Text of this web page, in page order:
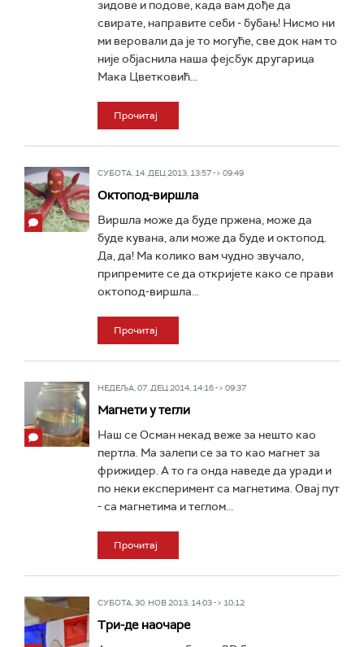
зидове и подове, када вам дође да
свирате, направите себи - бубањ! Нисмо ни
ми веровали да је то могуће, све док нам то
није објаснила наша фејсбук другарица
Мака Цветковић...
Прочитај
СУБОТА, 14. ДЕЦ 2013, 13:57 -> 09:49
Октопод-виршла
Виршла може да буде пржена, може да
буде кувана, али може да буде и октопод.
Да, да! Ма колико вам чудно звучало,
припремите се да откријете како се прави
октопод-виршла...
Прочитај
НЕДЕЉА, 07. ДЕЦ 2014, 14:16 -> 09:37
Магнети у тегли
Наш се Осман некад веже за нешто као
пертла. Ма залепи се за то као магнет за
фрижидер. А то га онда наведе да уради и
по неки експеримент са магнетима. Овај пут
- са магнетима и теглом...
Прочитај
СУБОТА, 30. НОВ 2013, 14:03 -> 10:12
Три-де наочаре